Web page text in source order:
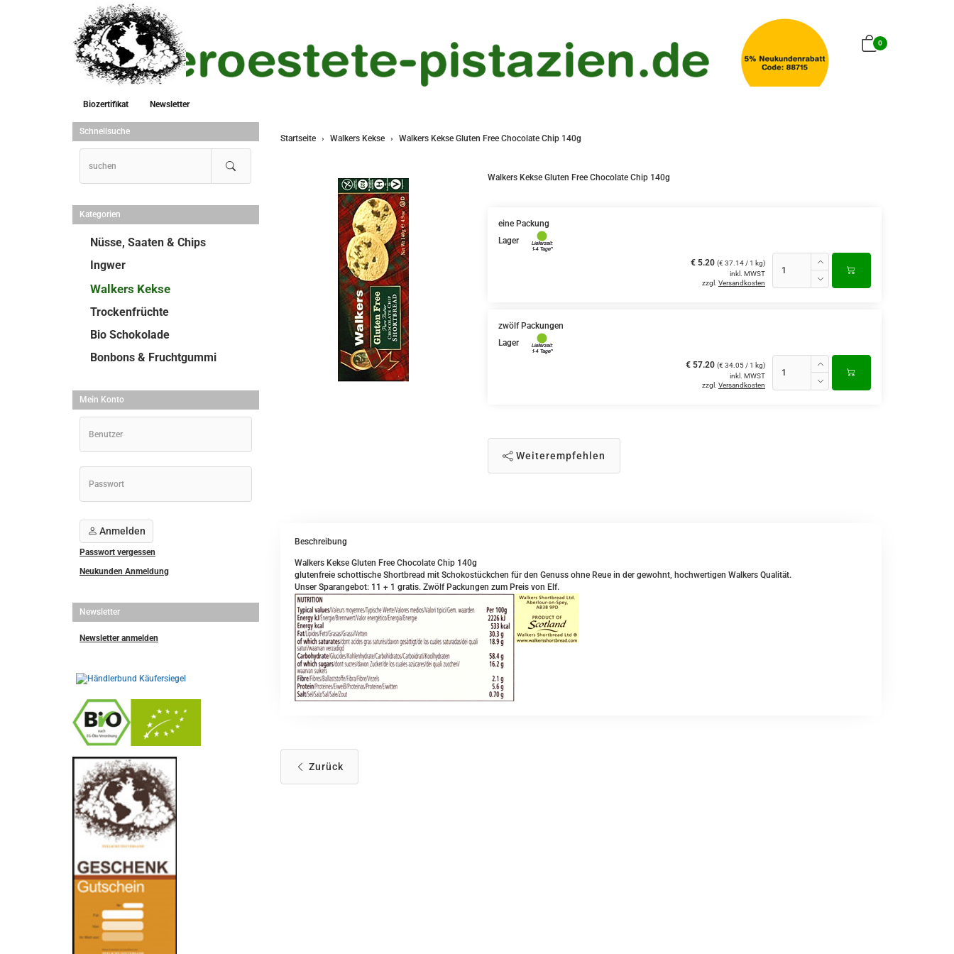
0
Biozertifikat Newsletter
Startseite Walkers Kekse Walkers Kekse Gluten Free Chocolate Chip 140g
Walkers Kekse Gluten Free Chocolate Chip 140g
eine Packung
Lager
€ 5.20 (€ 37.14 / 1 kg)
inkl. MWST
zzgl. Versandkosten
zwölf Packungen
Lager
€ 57.20 (€ 34.05 / 1 kg)
inkl. MWST
zzgl. Versandkosten
Weiterempfehlen
Beschreibung
Walkers Kekse Gluten Free Chocolate Chip 140g
glutenfreie schottische Shortbread mit Schokostückchen für den Genuss ohne Reue in der gewohnt, hochwertigen Walkers Qualität.
Unser Sparangebot: 11 + 1 gratis. Zwölf Packungen zum Preis von Elf.
Zurück
Schnellsuche
Kategorien
Nüsse, Saaten & Chips
Ingwer
Walkers Kekse
Trockenfrüchte
Bio Schokolade
Bonbons & Fruchtgummi
Mein Konto
Anmelden
Passwort vergessen
Neukunden Anmeldung
Newsletter
Newsletter anmelden